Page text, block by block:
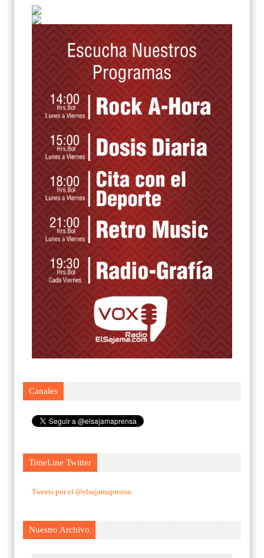
Canales
TimeLine Twitter
Tweets por el @elsajamaprensa.
Nuestro Archivo